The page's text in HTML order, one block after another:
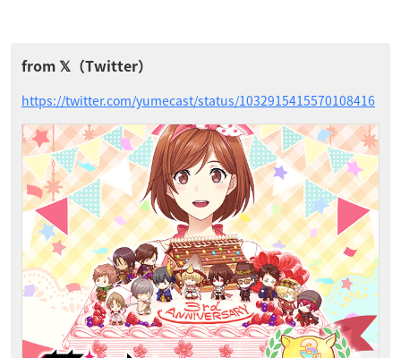
https://twitter.com/yumecast/status/1032915415570108416